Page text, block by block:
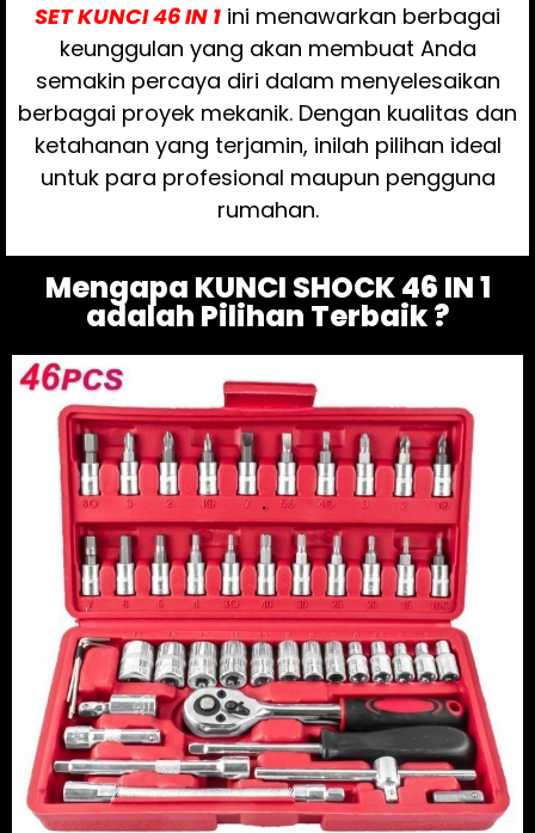
SET KUNCI 46 IN 1 ini menawarkan berbagai
keunggulan yang akan membuat Anda
semakin percaya diri dalam menyelesaikan
berbagai proyek mekanik. Dengan kualitas dan
ketahanan yang terjamin, inilah pilihan ideal
untuk para profesional maupun pengguna
rumahan.
Mengapa KUNCI SHOCK 46 IN 1
adalah Pilihan Terbaik ?